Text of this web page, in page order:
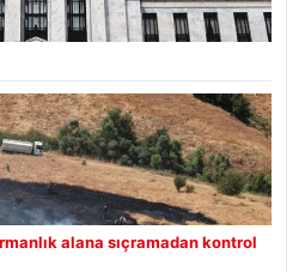
alana sıçramadan kontrol